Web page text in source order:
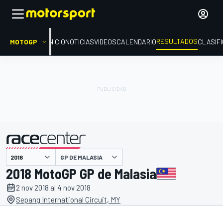
MOTOGP INICIONOTICIASVIDEOSCALENDARIORESULTADOS
presentado por GP DE MALASIA
2018 MotoGP GP de Malasia
2 nov 2018 al 4 nov 2018
Sepang International Circuit, MY